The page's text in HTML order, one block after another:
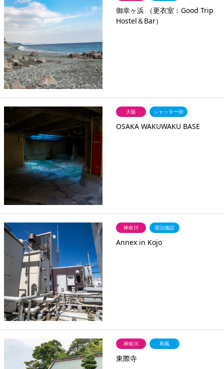
御幸ヶ浜 （更衣室：Good Trip
Hostel＆Bar）
大阪 シャッター街
OSAKA WAKUWAKU BASE
神奈川 宿泊施設
Annex in Kojo
神奈川 和風
東際寺